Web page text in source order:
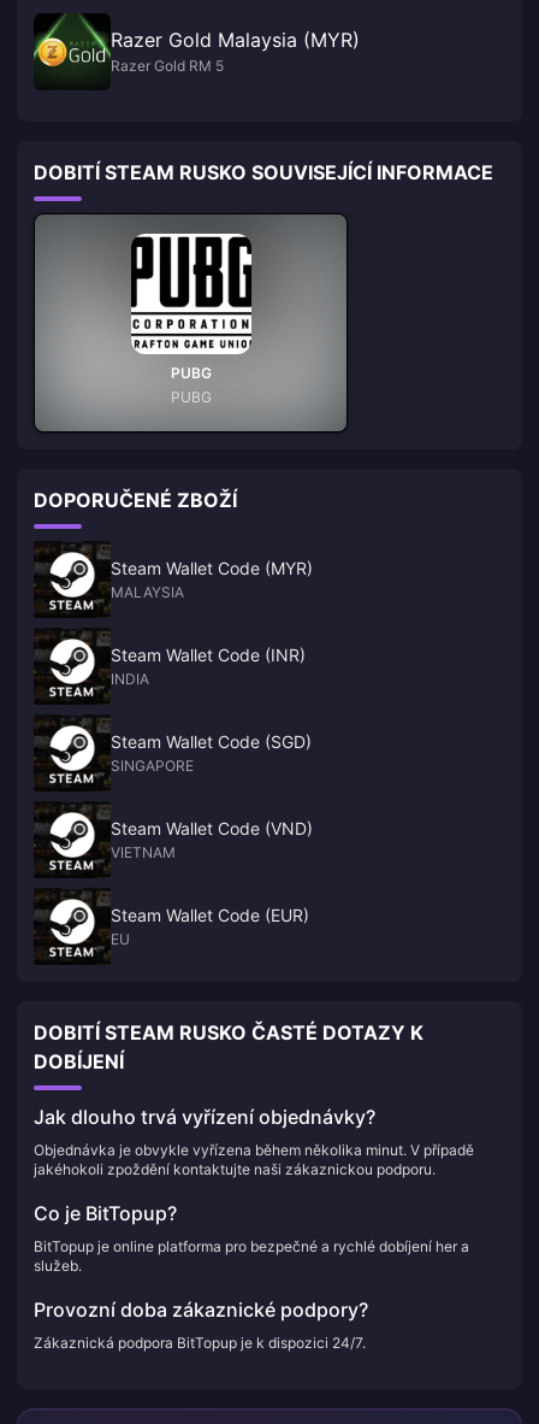
Razer Gold Malaysia (MYR)
Razer Gold RM 5
DOBITÍ STEAM RUSKO SOUVISEJÍCÍ INFORMACE
PUBG
PUBG
DOPORUČENÉ ZBOŽÍ
Steam Wallet Code (MYR)
MALAYSIA
Steam Wallet Code (INR)
INDIA
Steam Wallet Code (SGD)
SINGAPORE
Steam Wallet Code (VND)
VIETNAM
Steam Wallet Code (EUR)
EU
DOBITÍ STEAM RUSKO ČASTÉ DOTAZY K
DOBÍJENÍ
Jak dlouho trvá vyřízení objednávky?
Objednávka je obvykle vyřízena během několika minut. V případě
jakéhokoli zpoždění kontaktujte naši zákaznickou podporu.
Co je BitTopup?
BitTopup je online platforma pro bezpečné a rychlé dobíjení her a
služeb.
Provozní doba zákaznické podpory?
Zákaznická podpora BitTopup je k dispozici 24/7.